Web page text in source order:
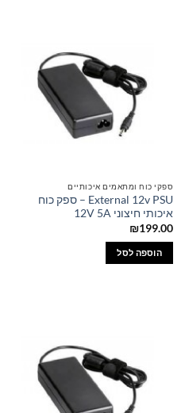
ספקי כוח ומתאמים איכותיים
External 12v PSU – ספק כוח
איכותי חיצוני 12V 5A
₪199.00
הוספה לסל